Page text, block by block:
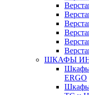
ШКАФЫ
Шкафы
ERGO
Шкафы